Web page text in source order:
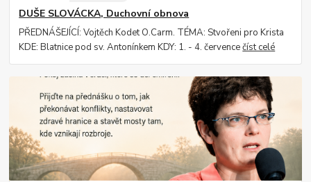
DUŠE SLOVÁCKA, Duchovní obnova
PŘEDNÁŠEJÍCÍ: Vojtěch Kodet O.Carm. TÉMA: Stvořeni pro Krista
KDE: Blatnice pod sv. Antonínkem KDY: 1. - 4. červencečíst celé